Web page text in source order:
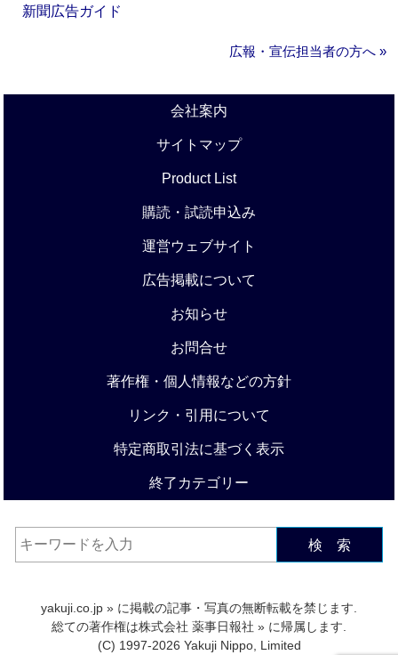
新聞広告ガイド
広報・宣伝担当者の方へ »
会社案内
サイトマップ
Product List
購読・試読申込み
運営ウェブサイト
広告掲載について
お知らせ
お問合せ
著作権・個人情報などの方針
リンク・引用について
特定商取引法に基づく表示
終了カテゴリー
検 索
yakuji.co.jp » に掲載の記事・写真の無断転載を禁じます.
総ての著作権は株式会社 薬事日報社 » に帰属します.
(C) 1997-2026 Yakuji Nippo, Limited